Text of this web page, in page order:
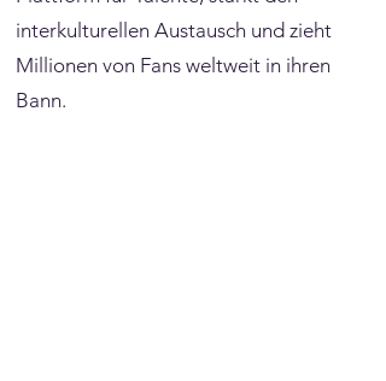
interkulturellen Austausch und zieht
Millionen von Fans weltweit in ihren
Bann.